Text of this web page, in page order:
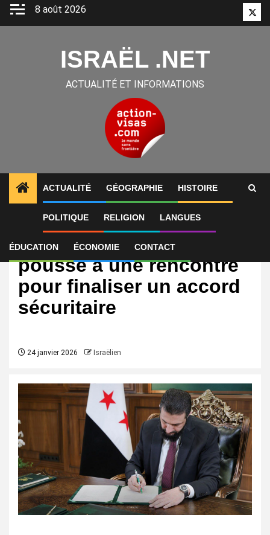
Aller
8 août 2026
ISRAËL .NET
ACTUALITÉ ET INFORMATIONS
ACTUALITÉ GÉOGRAPHIE HISTOIRE
POLITIQUE RELIGION LANGUES
ÉDUCATION ÉCONOMIE CONTACT
International
Syrie-Israël : Washington
pousse à une rencontre
pour finaliser un accord
sécuritaire
24 janvier 2026 Israëlien